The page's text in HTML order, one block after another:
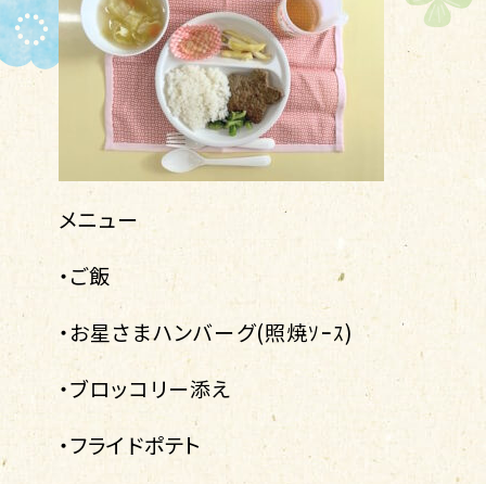
メニュー
・ご飯
・お星さまハンバーグ(照焼ｿｰｽ)
・ブロッコリー添え
・フライドポテト